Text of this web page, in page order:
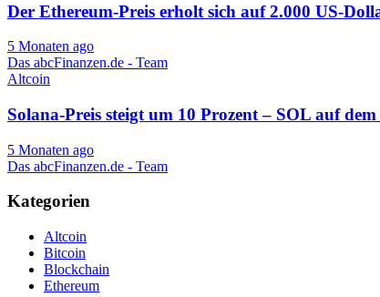
Der Ethereum-Preis erholt sich auf 2.000 US-
5 Monaten ago
Das abcFinanzen.de - Team
Altcoin
Solana-Preis steigt um 10 Prozent – ​​​​​​SOL auf
5 Monaten ago
Das abcFinanzen.de - Team
Kategorien
Altcoin
Bitcoin
Blockchain
Ethereum